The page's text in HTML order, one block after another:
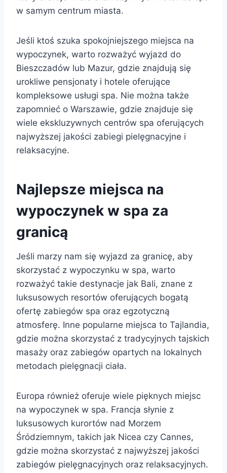
w samym centrum miasta.
Jeśli ktoś szuka spokojniejszego miejsca na
wypoczynek, warto rozważyć wyjazd do
Bieszczadów lub Mazur, gdzie znajdują się
urokliwe pensjonaty i hotele oferujące
kompleksowe usługi spa. Nie można także
zapomnieć o Warszawie, gdzie znajduje się
wiele ekskluzywnych centrów spa oferujących
najwyższej jakości zabiegi pielęgnacyjne i
relaksacyjne.
Najlepsze miejsca na
wypoczynek w spa za
granicą
Jeśli marzy nam się wyjazd za granicę, aby
skorzystać z wypoczynku w spa, warto
rozważyć takie destynacje jak Bali, znane z
luksusowych resortów oferujących bogatą
ofertę zabiegów spa oraz egzotyczną
atmosferę. Inne popularne miejsca to Tajlandia,
gdzie można skorzystać z tradycyjnych tajskich
masaży oraz zabiegów opartych na lokalnych
metodach pielęgnacji ciała.
Europa również oferuje wiele pięknych miejsc
na wypoczynek w spa. Francja słynie z
luksusowych kurortów nad Morzem
Śródziemnym, takich jak Nicea czy Cannes,
gdzie można skorzystać z najwyższej jakości
zabiegów pielęgnacyjnych oraz relaksacyjnych.